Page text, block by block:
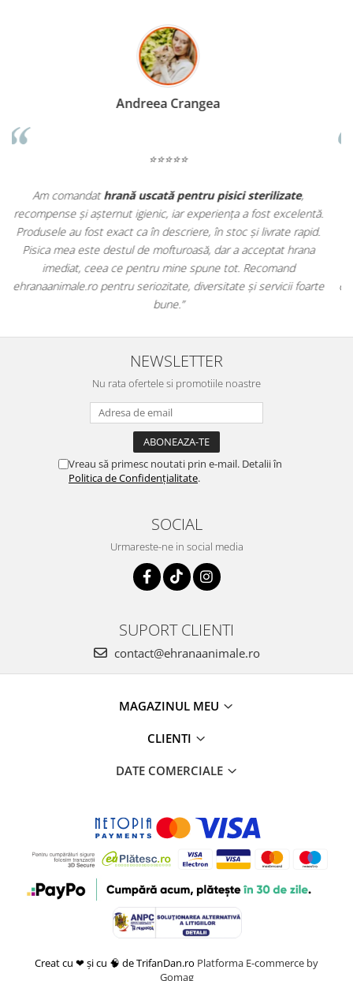
Madalina Stancea
⭐⭐⭐⭐⭐
Apreciez foarte mult faptul că peehranaanimale.rogăsesc nu
doar hrană, ci și produse dinfarmacia veterinară:
antiparazitare, suplimente și soluții de îngrijire. Este foarte
comod să pot comanda tot ce am nevoie pentru animalul meu
dintr-un singur loc. Livrarea a fost rapidă, iar produsele au fost
originale și în termen. Magazin serios, bine organizat și foarte util
pentru orice stăpân de animale.
NEWSLETTER
Nu rata ofertele si promotiile noastre
Vreau să primesc noutati prin e-mail. Detalii în
Politica de Confidențialitate.
SOCIAL
Urmareste-ne in social media
SUPORT CLIENTI
contact@ehranaanimale.ro
MAGAZINUL MEU
CLIENTI
DATE COMERCIALE
Creat cu ❤ și cu 🧠 de TrifanDan.ro Platforma E-commerce by
Gomag